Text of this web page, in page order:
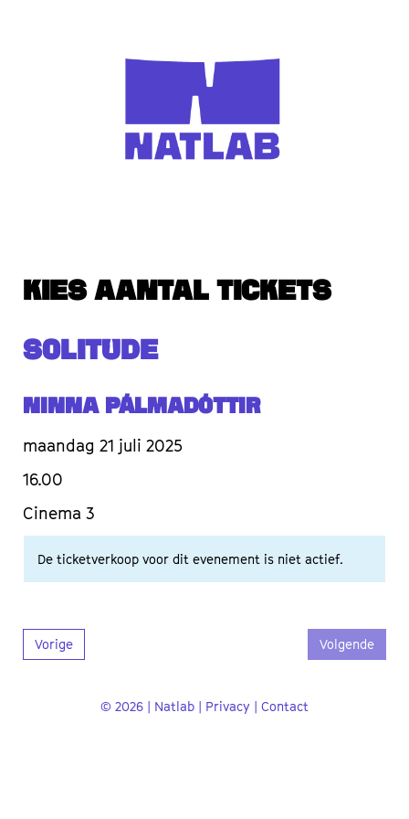
KIES AANTAL TICKETS
SOLITUDE
Ninna Pálmadóttir
maandag 21 juli 2025
16.00
Cinema 3
De ticketverkoop voor dit evenement is niet actief.
Vorige Volgende
© 2026 | Natlab | Privacy | Contact